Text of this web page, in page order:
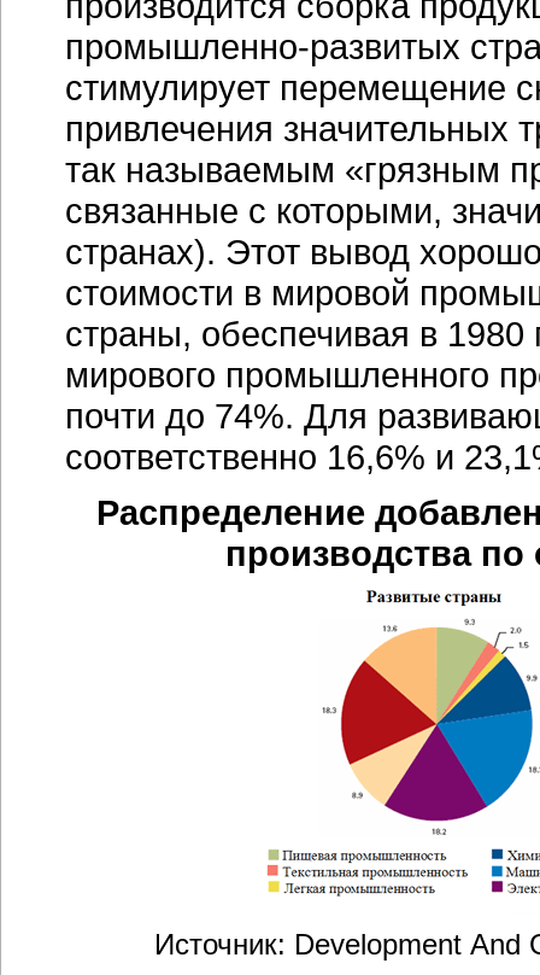
промышленно-развитых
стимулирует перемещение
привлечения значительных
так называемым «грязным
связанные с которыми,
странах). Этот вывод
стоимости в мировой
страны, обеспечивая в 1980
мирового промышленного
почти до 74%. Для
соответственно 16,6% и
Распределение
производства
Источник: Development